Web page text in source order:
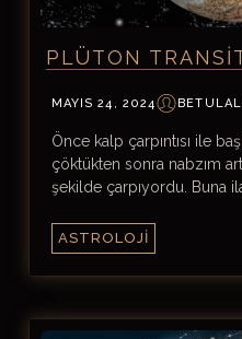
PLÜTON
MAYIS 24, 2024
Önce kalp çarpıntısı ile
çöktükten sonra nabzım
şekilde çarpıyordu. Buna
ASTROLOJI